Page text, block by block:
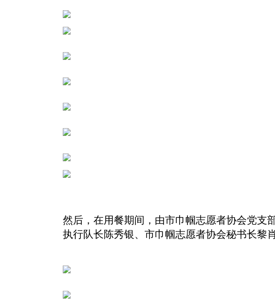
然后，在用餐期间，由市巾帼志愿者协会党支
执行队长陈秀银、市巾帼志愿者协会秘书长黎